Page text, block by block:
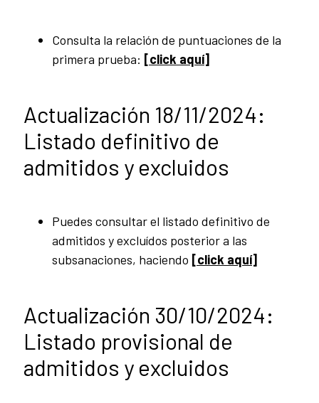
Consulta la relación de puntuaciones de la
primera prueba: [click aquí]
Actualización 18/11/2024:
Listado definitivo de
admitidos y excluidos
Puedes consultar el listado definitivo de
admitidos y excluídos posterior a las
subsanaciones, haciendo [click aquí]
Actualización 30/10/2024:
Listado provisional de
admitidos y excluidos